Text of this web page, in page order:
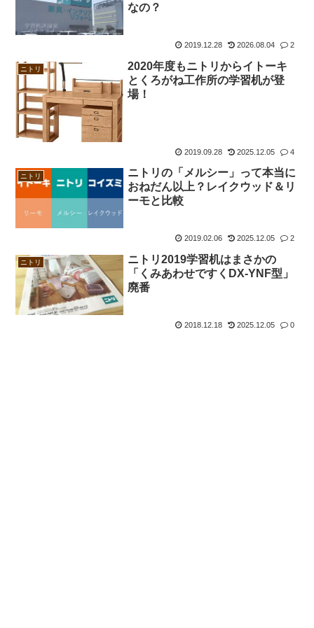
なの？
2019.12.28 2026.08.04 2
ニトリ
2020年度もニトリからイトーキ
とくろがね工作所の学習机が登
場！
2019.09.28 2025.12.05 4
ニトリ
ニトリの「メルシー」って本当に
おねだん以上？レイクウッド＆リ
ーモと比較
2019.02.06 2025.12.05 2
ニトリ
ニトリ2019学習机はまさかの
「くみあわせですくDX-YNF型」
廃番
2018.12.18 2025.12.05 0